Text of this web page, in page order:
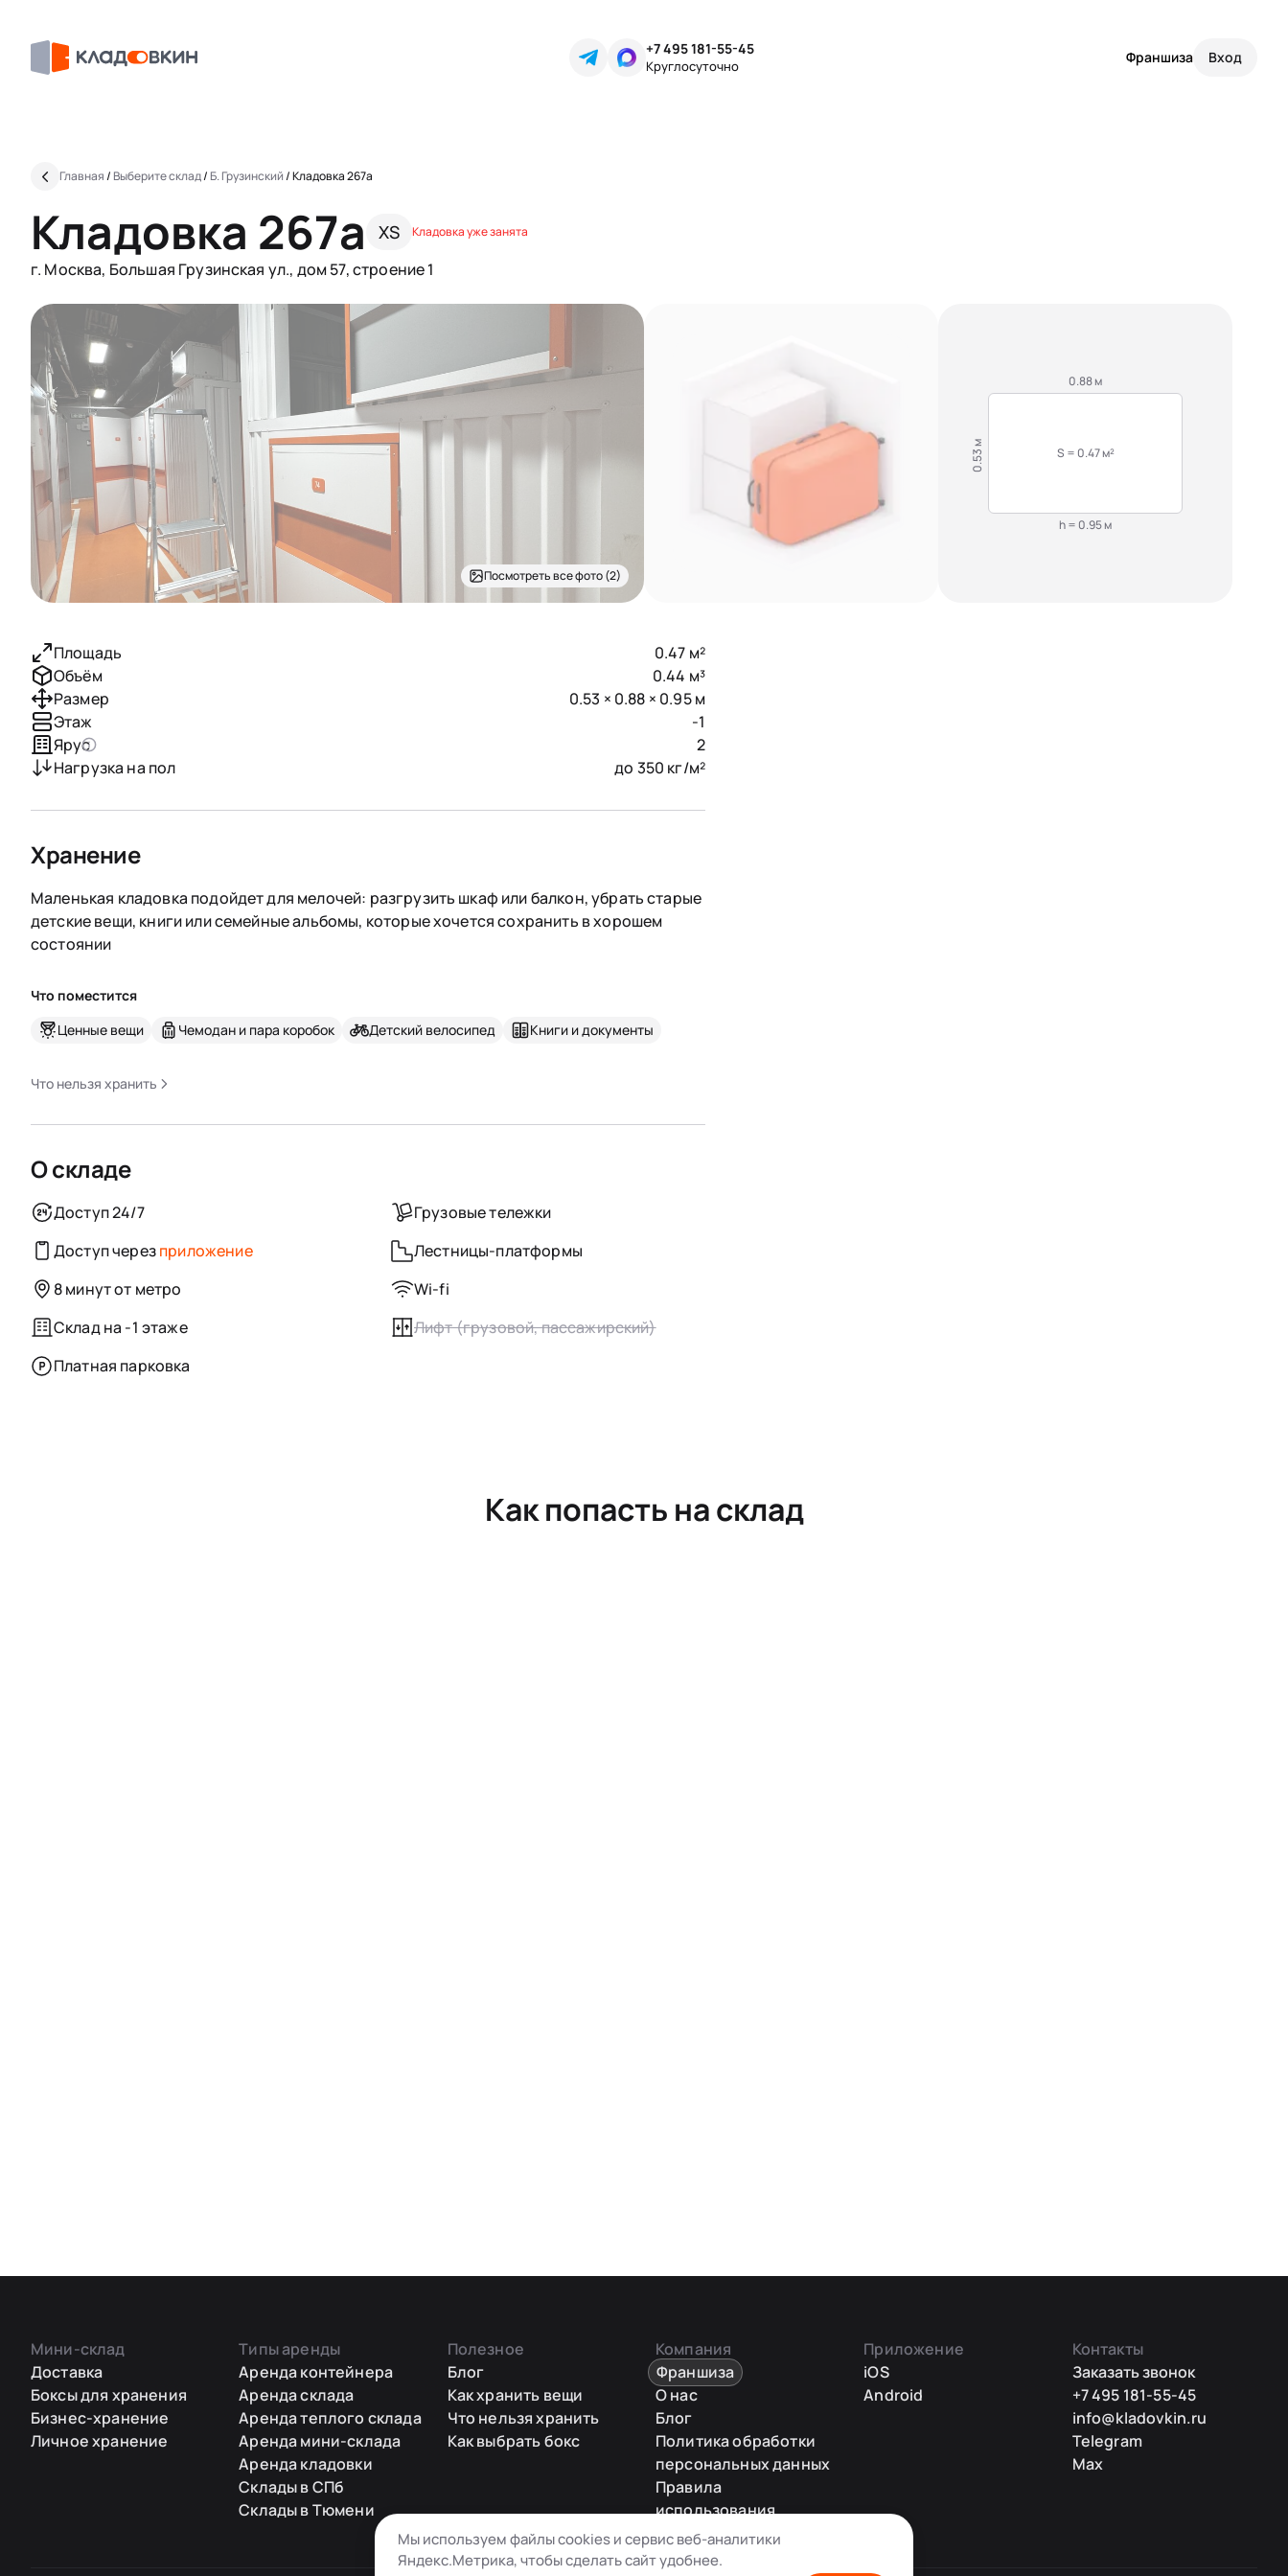
+7 495 181-55-45
Круглосуточно Франшиза Вход
Главная/ Выберите склад/ Б. Грузинский/Кладовка 267a
Кладовка 267a XS Кладовка уже занята
г. Москва, Большая Грузинская ул., дом 57, строение 1
Посмотреть все фото (2)
0.88 м
S = 0.47 м²
0.53 м
h = 0.95 м
Площадь
0.47 м²
Объём
0.44 м³
Размер
0.53 × 0.88 × 0.95 м
Этаж
-1
Ярус
2
Нагрузка на пол
до 350 кг/м²
Хранение
Маленькая кладовка подойдет для мелочей: разгрузить шкаф или балкон, убрать старые
детские вещи, книги или семейные альбомы, которые хочется сохранить в хорошем
состоянии
Что поместится
Ценные вещи
Чемодан и пара коробок Детский велосипед Книги и документы
Что нельзя хранить
О складе
Доступ 24/7
Грузовые тележки
Доступ черезприложение
Лестницы-платформы
8 минут от метро
Wi-fi
Склад на -1 этаже
Лифт (грузовой, пассажирский)
Платная парковка
Как попасть на склад
Мини-склад
Доставка
Боксы для хранения
Бизнес-хранение
Личное хранение
Типы аренды
Аренда контейнера
Аренда склада
Аренда теплого склада
Аренда мини-склада
Аренда кладовки
Склады в СПб
Склады в Тюмени
Полезное
Блог
Как хранить вещи
Что нельзя хранить
Как выбрать бокс
Компания
Франшиза
О нас
Блог
Политика обработки
персональных данных
Правила
использования
промокодов
Карта сайта
Приложение
iOS
Android
Контакты
Заказать звонок
+7 495 181-55-45
info@kladovkin.ru
Telegram
Max
Мы используем файлы cookies и сервис веб-аналитики
Яндекс.Метрика, чтобы сделать сайт удобнее.